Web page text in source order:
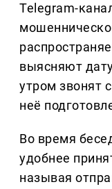
Telegram-
выясняют
утром звонят
неё
Во время
удобнее
называя